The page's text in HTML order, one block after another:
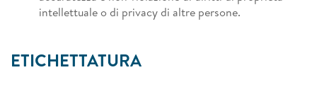
intellettuale o di privacy di altre persone.
ETICHETTATURA